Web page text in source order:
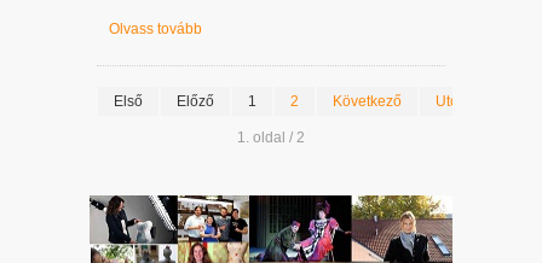
Olvass tovább
Első Előző 1 2 Következő Utolsó
1. oldal / 2